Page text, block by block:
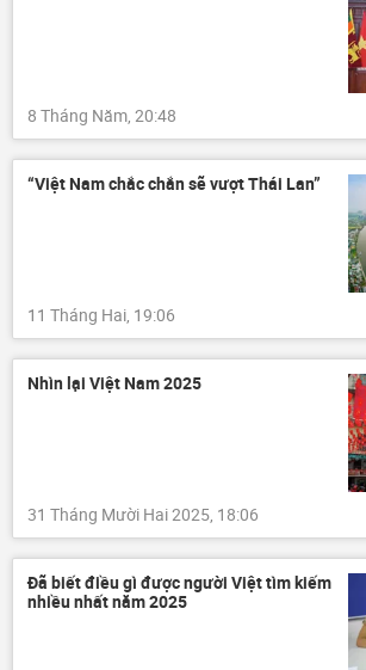
8 Tháng Năm, 20:48
“Việt Nam chắc chắn sẽ vượt Thái Lan”
11 Tháng Hai, 19:06
Nhìn lại Việt Nam 2025
31 Tháng Mười Hai 2025, 18:06
Đã biết điều gì được người Việt tìm kiếm
nhiều nhất năm 2025